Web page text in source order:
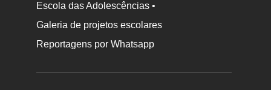
Escola das Adolescências •
Galeria de projetos escolares
Reportagens por Whatsapp